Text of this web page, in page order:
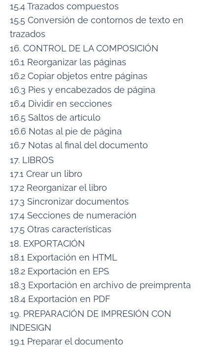
15.4 Trazados compuestos
15.5 Conversión de contornos de texto en
trazados
16. CONTROL DE LA COMPOSICIÓN
16.1 Reorganizar las páginas
16.2 Copiar objetos entre páginas
16.3 Pies y encabezados de página
16.4 Dividir en secciones
16.5 Saltos de artículo
16.6 Notas al pie de página
16.7 Notas al final del documento
17. LIBROS
17.1 Crear un libro
17.2 Reorganizar el libro
17.3 Sincronizar documentos
17.4 Secciones de numeración
17.5 Otras características
18. EXPORTACIÓN
18.1 Exportación en HTML
18.2 Exportación en EPS
18.3 Exportación en archivo de preimprenta
18.4 Exportación en PDF
19. PREPARACIÓN DE IMPRESIÓN CON
INDESIGN
19.1 Preparar el documento